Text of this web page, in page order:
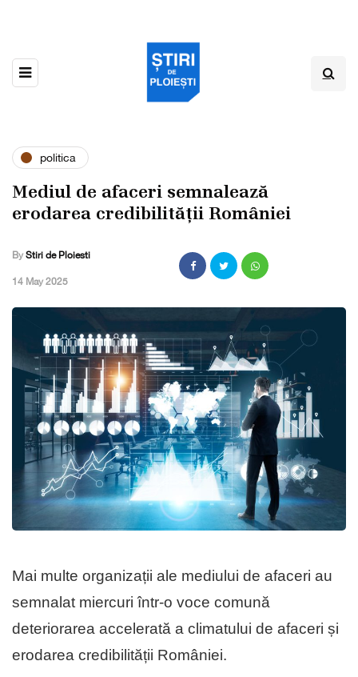
politica
Mediul de afaceri semnalează
erodarea credibilității României
By Stiri de Ploiesti
,14 May 2025
Mai multe organizații ale mediului de afaceri au
semnalat miercuri într-o voce comună
deteriorarea accelerată a climatului de afaceri și
erodarea credibilității României.